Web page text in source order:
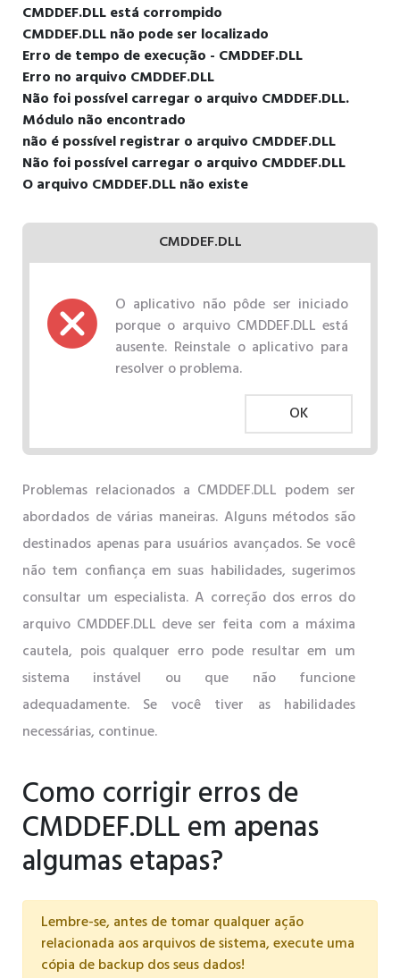
CMDDEF.DLL está corrompido
CMDDEF.DLL não pode ser localizado
Erro de tempo de execução - CMDDEF.DLL
Erro no arquivo CMDDEF.DLL
Não foi possível carregar o arquivo CMDDEF.DLL.
Módulo não encontrado
não é possível registrar o arquivo CMDDEF.DLL
Não foi possível carregar o arquivo CMDDEF.DLL
O arquivo CMDDEF.DLL não existe
CMDDEF.DLL
O aplicativo não pôde ser iniciado
porque o arquivo CMDDEF.DLL está
ausente. Reinstale o aplicativo para
resolver o problema.
OK
Problemas relacionados a CMDDEF.DLL podem ser
abordados de várias maneiras. Alguns métodos são
destinados apenas para usuários avançados. Se você
não tem confiança em suas habilidades, sugerimos
consultar um especialista. A correção dos erros do
arquivo CMDDEF.DLL deve ser feita com a máxima
cautela, pois qualquer erro pode resultar em um
sistema instável ou que não funcione
adequadamente. Se você tiver as habilidades
necessárias, continue.
Como corrigir erros de
CMDDEF.DLL em apenas
algumas etapas?
Lembre-se, antes de tomar qualquer ação
relacionada aos arquivos de sistema, execute uma
cópia de backup dos seus dados!